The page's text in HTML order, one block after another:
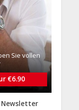
Sie vollen
€6.90
Newsletter